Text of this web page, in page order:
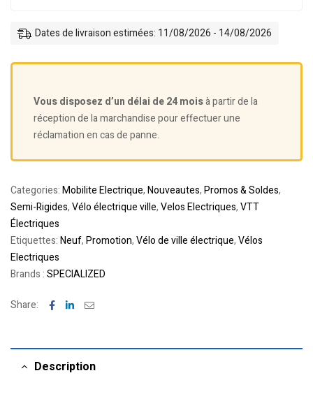
Dates de livraison estimées: 11/08/2026 - 14/08/2026
Vous disposez d’un délai de 24 moisà partir de la
réception de la marchandise pour effectuer une
réclamation en cas de panne.
Categories:Mobilite Electrique,Nouveautes,Promos & Soldes,
Semi-Rigides,Vélo électrique ville,Velos Electriques,VTT
Électriques
Etiquettes:Neuf,Promotion,Vélo de ville électrique,Vélos
Electriques
Brands :SPECIALIZED
Share: Facebook
LinkedinEmail
Description